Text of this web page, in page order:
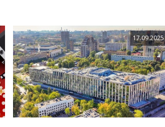
17.09.2025